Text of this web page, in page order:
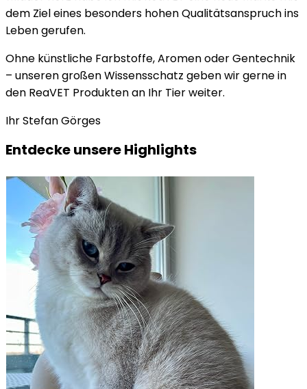
dem Ziel eines besonders hohen Qualitätsanspruch ins
Leben gerufen.
Ohne künstliche Farbstoffe, Aromen oder Gentechnik
– unseren großen Wissensschatz geben wir gerne in
den ReaVET Produkten an Ihr Tier weiter.
Ihr Stefan Görges
Entdecke unsere Highlights